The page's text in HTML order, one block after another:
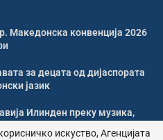
Македонска конвенција 2026
за децата од дијаспората
јазик
Илинден преку музика,
искуство, Агенцијата